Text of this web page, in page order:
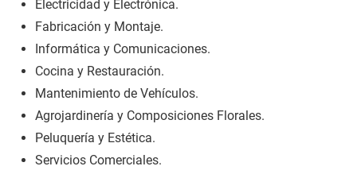
Electricidad y Electrónica.
Fabricación y Montaje.
Informática y Comunicaciones.
Cocina y Restauración.
Mantenimiento de Vehículos.
Agrojardinería y Composiciones Florales.
Peluquería y Estética.
Servicios Comerciales.